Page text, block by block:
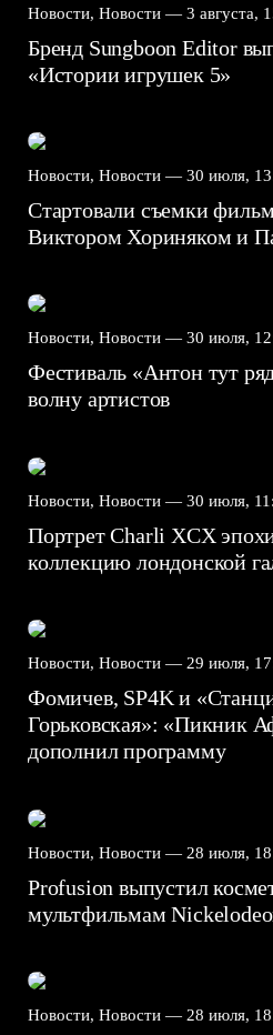
Новости, Новости — 3 августа,
Бренд Sungboon Editor
«Истории игрушек 5»
Новости, Новости — 30 июля,
Стартовали съемки
Виктором Хориняком и
Новости, Новости — 30 июля,
Фестиваль «Антон тут
волну артистов
Новости, Новости — 30 июля,
Портрет Charli XCX
коллекцию лондонской
Новости, Новости — 29 июля,
Фомичев, SP4K и
Горьковская»: «Пикник
дополнил программу
Новости, Новости — 28 июля,
Profusion выпустил
мультфильмам
Новости, Новости — 28 июля,